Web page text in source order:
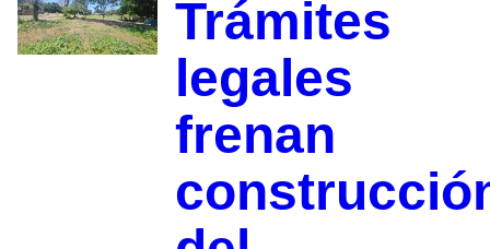
Trámites
legales
frenan